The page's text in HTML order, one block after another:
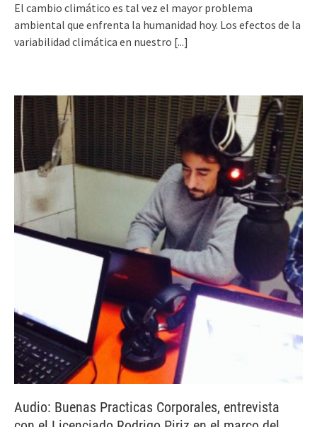
El cambio climático es tal vez el mayor problema
ambiental que enfrenta la humanidad hoy. Los efectos de la
variabilidad climática en nuestro [...]
Audio: Buenas Practicas Corporales, entrevista